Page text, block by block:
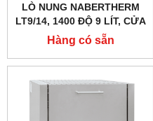
LÒ NUNG NABERTHERM
LT9/14, 1400 ĐỘ 9 LÍT, CỬA
TRƯỢT LÊN
Hàng có sẵn